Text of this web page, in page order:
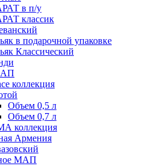
в п/у
классик
в подарочной упаковке
Классический
коллекция
Объем 0,5 л
Объем 0,7 л
коллекция
Армения
МАП